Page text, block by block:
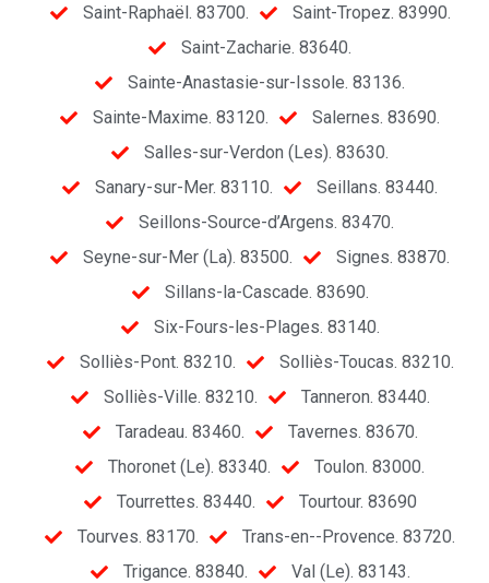
Saint-Raphaël. 83700.
Saint-Tropez. 83990.
Saint-Zacharie. 83640.
Sainte-Anastasie-sur-Issole. 83136.
Sainte-Maxime. 83120.
Salernes. 83690.
Salles-sur-Verdon (Les). 83630.
Sanary-sur-Mer. 83110.
Seillans. 83440.
Seillons-Source-d’Argens. 83470.
Seyne-sur-Mer (La). 83500.
Signes. 83870.
Sillans-la-Cascade. 83690.
Six-Fours-les-Plages. 83140.
Solliès-Pont. 83210.
Solliès-Toucas. 83210.
Solliès-Ville. 83210.
Tanneron. 83440.
Taradeau. 83460.
Tavernes. 83670.
Thoronet (Le). 83340.
Toulon. 83000.
Tourrettes. 83440.
Tourtour. 83690
Tourves. 83170.
Trans-en--Provence. 83720.
Trigance. 83840.
Val (Le). 83143.